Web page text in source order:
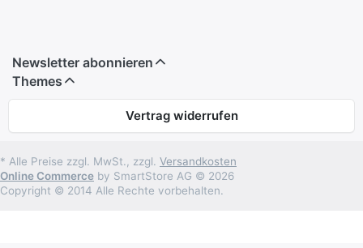
Newsletter abonnieren
Themes
Vertrag widerrufen
* Alle Preise zzgl. MwSt., zzgl. Versandkosten
Online Commerce by SmartStore AG © 2026
Copyright © 2014 Alle Rechte vorbehalten.